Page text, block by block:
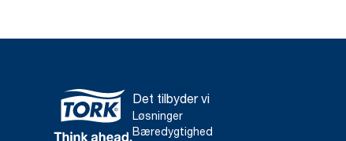
Det tilbyder vi
Løsninger
Bæredygtighed